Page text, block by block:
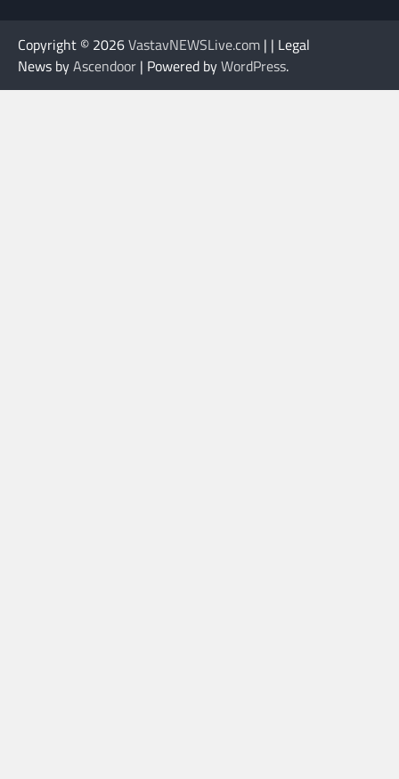
Copyright © 2026VastavNEWSLive.com | | Legal
News byAscendoor | Powered byWordPress.